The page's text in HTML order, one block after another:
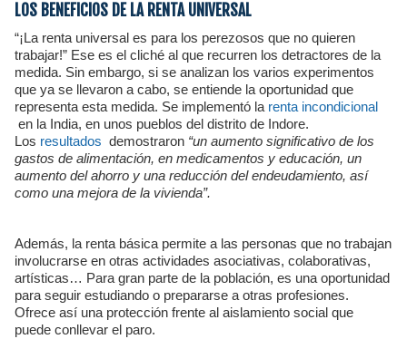
LOS BENEFICIOS DE LA RENTA UNIVERSAL
“¡La renta universal es para los perezosos que no quieren
trabajar!” Ese es el cliché al que recurren los detractores de la
medida. Sin embargo, si se analizan los varios experimentos
que ya se llevaron a cabo, se entiende la oportunidad que
representa esta medida. Se implementó la renta incondicional
en la India, en unos pueblos del distrito de Indore.
Los resultados demostraron “un aumento significativo de los
gastos de alimentación, en medicamentos y educación, un
aumento del ahorro y una reducción del endeudamiento, así
como una mejora de la vivienda”.
Además, la renta básica permite a las personas que no trabajan
involucrarse en otras actividades asociativas, colaborativas,
artísticas… Para gran parte de la población, es una oportunidad
para seguir estudiando o prepararse a otras profesiones.
Ofrece así una protección frente al aislamiento social que
puede conllevar el paro.